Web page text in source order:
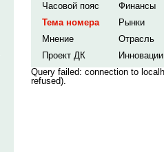
Часовой пояс
Финансы
Тема номера
Рынки
Мнение
Отрасль
Проект ДК
Инновации
Query failed: connection to
refused).